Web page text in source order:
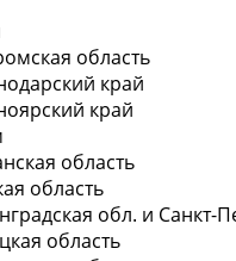
область
край
край
область
область
обл. и Санкт-
область